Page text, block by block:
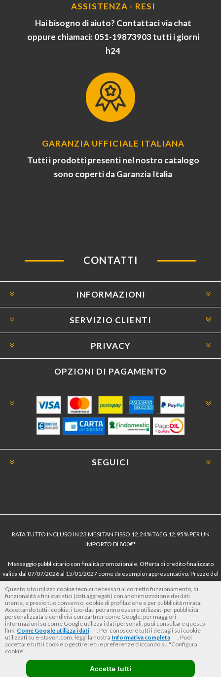
ASSISTENZA - RESI
Hai bisogno di aiuto? Contattaci via chat
oppure chiamaci: 051-19873903 tutti i giorni
h24
GARANZIA UFFICIALE ITALIANA
Tutti i prodotti presenti nel nostro catalogo
sono coperti da Garanzia Italia
CONTATTI
INFORMAZIONI
SERVIZIO CLIENTI
PRIVACY
OPZIONI DI PAGAMENTO
SEGUICI
RATA TUTTO INCLUSO IN 23 MESI TAN FISSO 12,24% TAEG 12,95% PER UN
IMPORTO DI 800€*
Messaggio pubblicitario con finalità promozionale. Offerta di credito finalizzato
valida dal 07/07/2026 al 15/01/2027 come da esempio rappresentativo: Prezzo del
dell’offerta azzerati. Importo totale del credito € 800. Importo totale dovuto dal
Consumatore € 920. Decorrenza media della prima rata a 90 giorni. Al fine di gestire
le tue spese in modo responsabile e di conoscere eventuali altre offerte disponibili,
Findomestic ti ricorda, prima di sottoscrivere il contratto, di prendere visione di
tutte le condizioni economiche e contrattuali, facendo riferimento alle Informazioni
Europee di Base sul Credito ai Consumatori (IEBCC) nel percorso online. Salvo
approvazione di Findomestic Banca S.p.A.. Il rivenditore (StayON) opera quale
intermediario del credito per Findomestic Banca S.p.A., non in esclusiva.
Questo sito utilizza cookie tecnici necessari al corretto funzionamento, di
funzionalità a fini statistici (dati aggregati) con anonimizzazione dei dati
utente, e previo tuo consenso, cookie di profilazione e per pubblicità mirata.
Accettando tutti i cookie, i tuoi dati potranno essere utilizzati per pubblicità
personalizzata e condivisi con partner come Google, per maggiori
informazioni su come Google utilizza i dati personali, puoi consultare questo
link: Come Google utilizza i dati
. Per conoscere tutti i dettagli sui cookie
utilizzati su e-stayon.com, leggi la nostra Informativa completa
. Puoi
accettare tutti i cookie o gestire le tue preferenze cliccando su "Configura
cookie".
Accetta tutti